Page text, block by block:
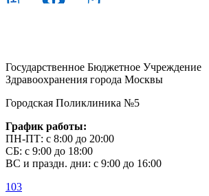
Государственное Бюджетное Учреждение
Здравоохранения города Москвы
Городская Поликлиника №5
График работы:
ПН-ПТ: с 8:00 до 20:00
СБ: с 9:00 до 18:00
ВС и праздн. дни: с 9:00 до 16:00
103